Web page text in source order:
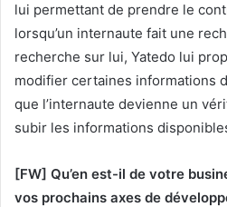
lui permettant de prendre le
lorsqu’un internaute fait une
recherche sur lui, Yatedo lui
modifier certaines informations
que l’internaute devienne un
subir les informations
[FW] Qu’en est-il de votre
vos prochains axes de